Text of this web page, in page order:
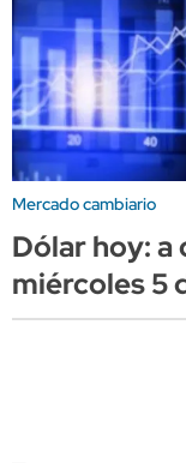
Mercado cambiario
Dólar hoy:
miércoles 5